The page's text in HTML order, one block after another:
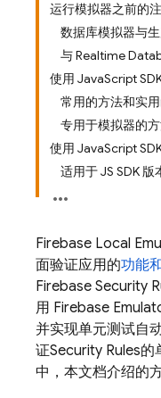
运行模拟器之前的
数据库模拟器与
与 Realtime
使用 JavaScript
常用的方法和实
专用于模拟器的
使用 JavaScript
适用于 JS SDK 版
Firebase Local
面验证应用的功能
Firebase Security
用 Firebase
并实现单元测试自
证Security Rules的
中，本文档介绍的